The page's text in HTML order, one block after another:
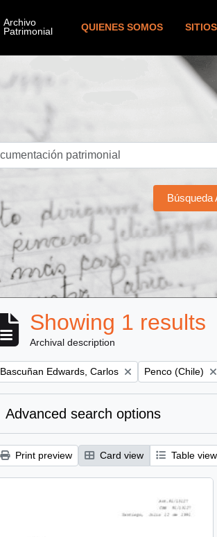
QUIENES SOMOS
Búsqueda
Showing 1 results
Archival description
Remove filter:
Bascuñan Edwards, Carlos Remove filter:
Penco (Chile)
Advanced search options
Print preview Card view Table view